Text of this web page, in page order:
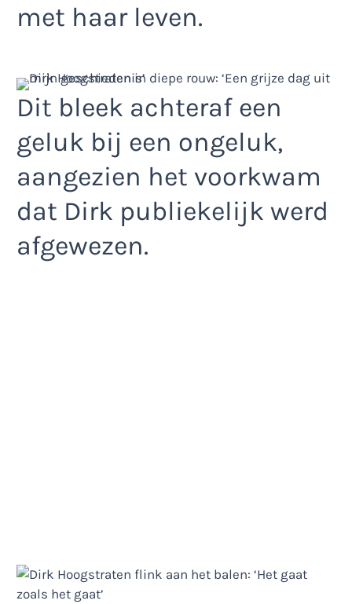
met haar leven.
Dit bleek achteraf een
geluk bij een ongeluk,
aangezien het voorkwam
dat Dirk publiekelijk werd
afgewezen.